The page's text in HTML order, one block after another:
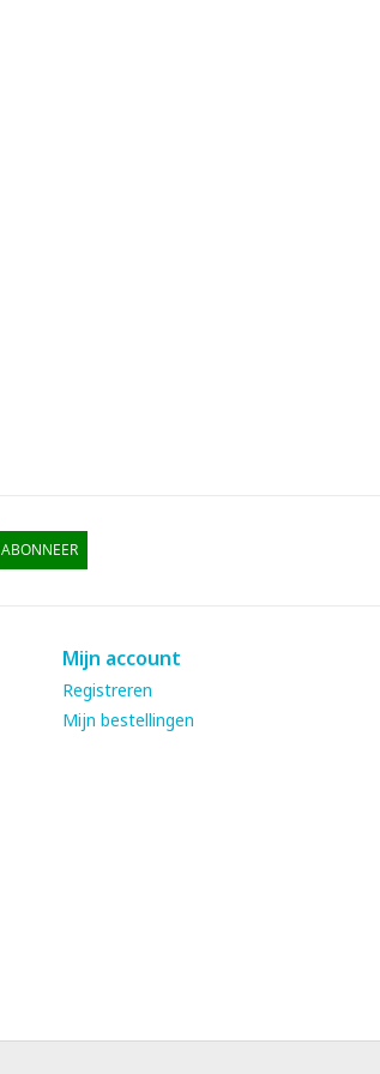
ABONNEER
Mijn account
Registreren
Mijn bestellingen